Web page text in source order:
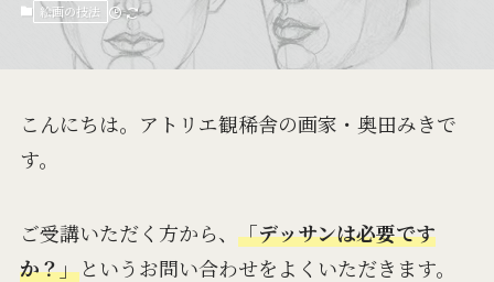
絵画の技法
こんにちは。アトリエ観稀舎の画家・奥田みきで
す。
ご受講いただく方から、 「デッサンは必要です
か？」というお問い合わせをよくいただきます。